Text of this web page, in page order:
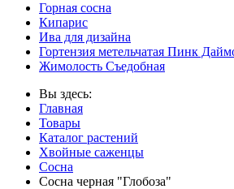
Горная сосна
Кипарис
Ива для дизайна
Гортензия метельчатая Пинк
Жимолость Съедобная
Вы здесь:
Главная
Товары
Каталог растений
Хвойные саженцы
Сосна
Сосна черная "Глобоза"